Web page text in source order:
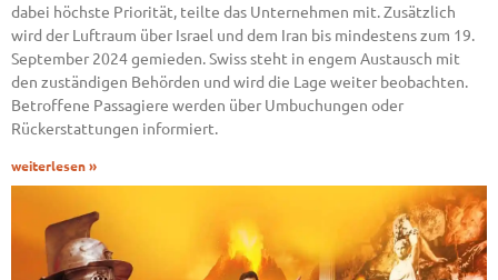
dabei höchste Priorität, teilte das Unternehmen mit. Zusätzlich
wird der Luftraum über Israel und dem Iran bis mindestens zum 19.
September 2024 gemieden. Swiss steht in engem Austausch mit
den zuständigen Behörden und wird die Lage weiter beobachten.
Betroffene Passagiere werden über Umbuchungen oder
Rückerstattungen informiert.
weiterlesen »